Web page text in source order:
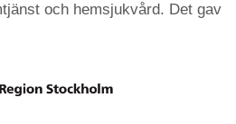
och hemsjukvård. Det gav